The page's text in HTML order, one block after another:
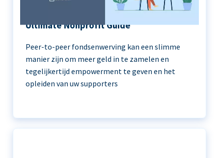
Peer-to-Peer Fundraising 101 | The
Ultimate Nonprofit Guide
Peer-to-peer fondsenwerving kan een slimme
manier zijn om meer geld in te zamelen en
tegelijkertijd empowerment te geven en het
opleiden van uw supporters